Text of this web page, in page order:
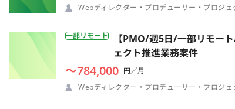
Webディレクター・プロデューサー・プロジェ
一部リモート
【PMO/週5日/一部リモー
ェクト推進業務案件
〜784,000 円／月
Webディレクター・プロデューサー・プロジェ